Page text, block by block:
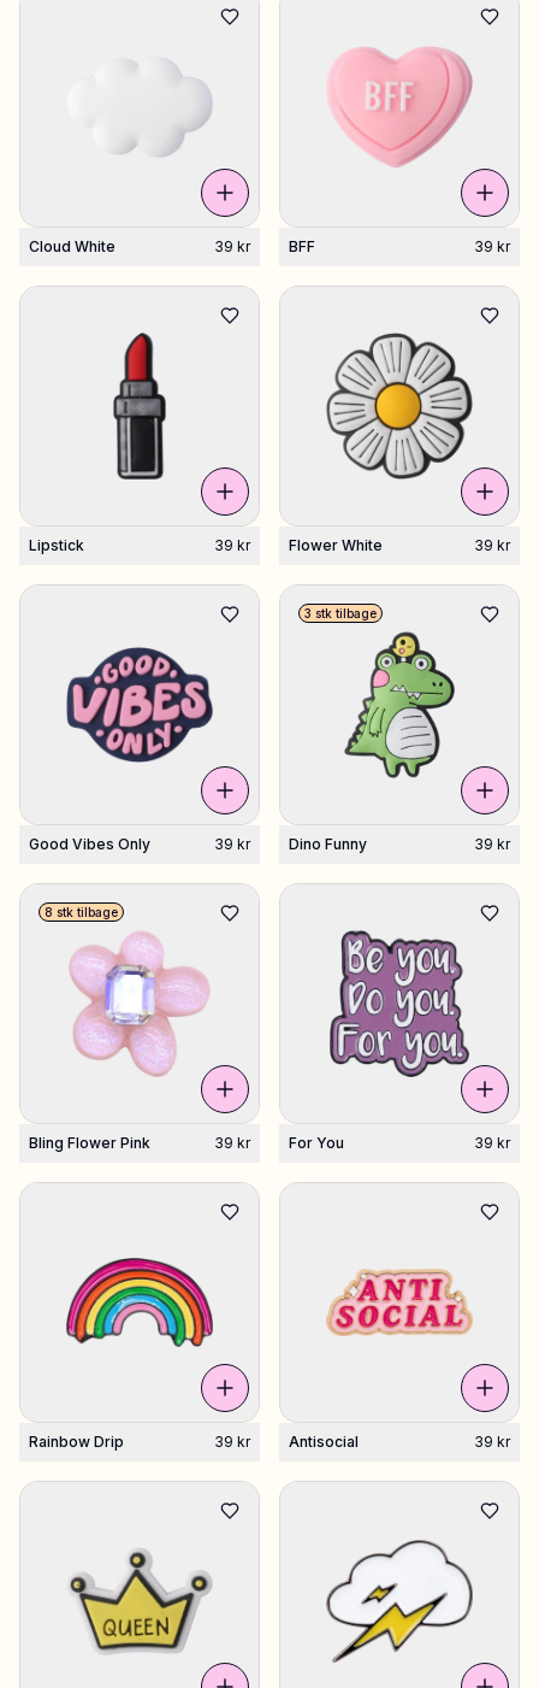
Cloud White 39 kr BFF 39 kr
Lipstick 39 kr Flower White 39 kr
Good Vibes Only 39 kr Dino Funny 39 kr
3 stk tilbage
Bling Flower Pink 39 kr
8 stk tilbage
For You 39 kr
Rainbow Drip 39 kr Antisocial 39 kr